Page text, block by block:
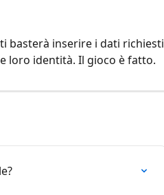
basterà inserire i dati richiesti
loro identità. Il gioco è fatto.